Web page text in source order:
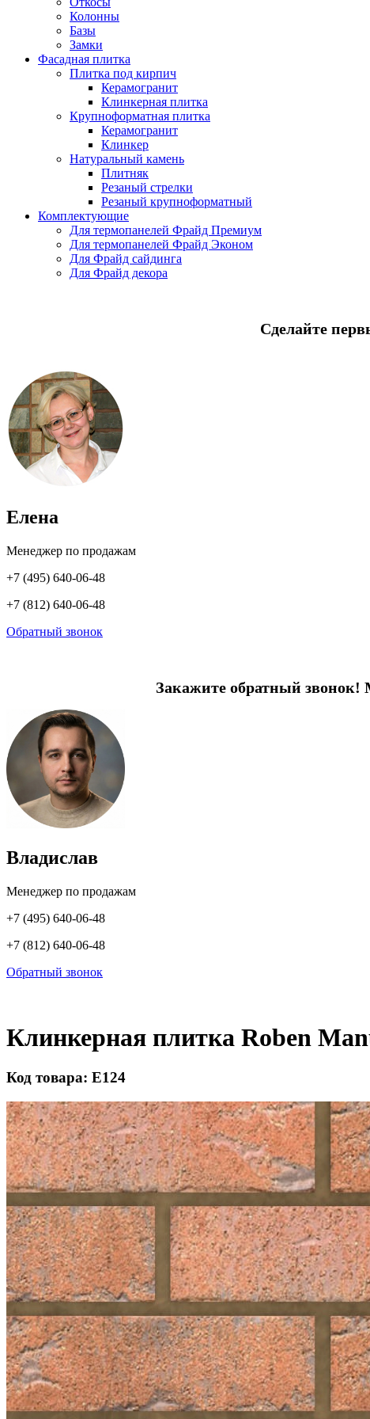
Колонны
Базы
Замки
Фасадная плитка
Плитка под кирпич
Керамогранит
Клинкерная плитка
Крупноформатная плитка
Керамогранит
Клинкер
Натуральный камень
Плитняк
Резаный стрелки
Резаный крупноформатный
Комплектующие
Для термопанелей Фрайд Премиум
Для термопанелей Фрайд Эконом
Для Фрайд сайдинга
Для Фрайд декора
Сделайте
Елена
Менеджер по продажам
+7 (495) 640-06-48
+7 (812) 640-06-48
Обратный звонок
Закажите обратный
Владислав
Менеджер по продажам
+7 (495) 640-06-48
+7 (812) 640-06-48
Обратный звонок
Клинкерная плитка Roben
Код товара: Е124